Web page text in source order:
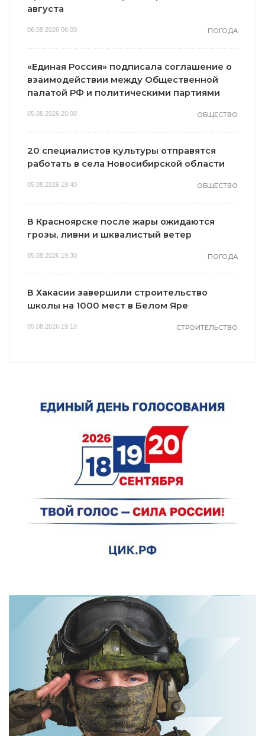
августа
06.08.2026 06:00 ПОГОДА
«Единая Россия» подписала соглашение о
взаимодействии между Общественной
палатой РФ и политическими партиями
05.08.2026 20:00 ОБЩЕСТВО
20 специалистов культуры отправятся
работать в села Новосибирской области
05.08.2026 19:40 ОБЩЕСТВО
В Красноярске после жары ожидаются
грозы, ливни и шквалистый ветер
05.08.2026 19:30 ПОГОДА
В Хакасии завершили строительство
школы на 1000 мест в Белом Яре
05.08.2026 19:10 СТРОИТЕЛЬСТВО